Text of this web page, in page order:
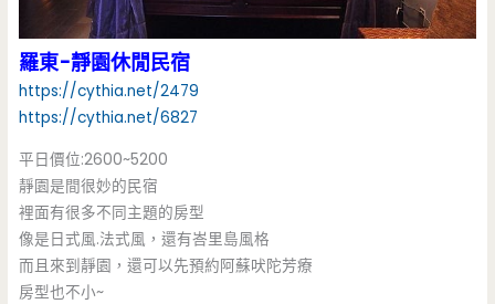
羅東-靜園休閒民宿
https://cythia.net/2479
https://cythia.net/6827
平日價位:2600~5200
靜園是間很妙的民宿
裡面有很多不同主題的房型
像是日式風.法式風，還有峇里島風格
而且來到靜園，還可以先預約阿蘇吠陀芳療
房型也不小~